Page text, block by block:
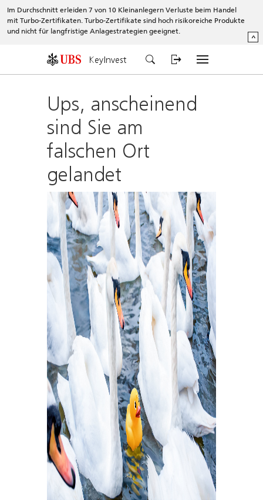
Im Durchschnitt erleiden 7 von 10 Kleinanlegern Verluste beim Handel
mit Turbo-Zertifikaten. Turbo-Zertifikate sind hoch risikoreiche Produkte
und nicht für langfristige Anlagestrategien geeignet.
^
KeyInvest
Ups, anscheinend
sind Sie am
falschen Ort
gelandet